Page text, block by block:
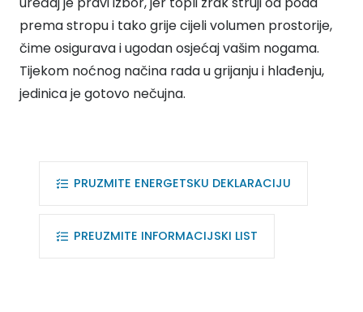
prema stropu i tako grije cijeli volumen prostorije,
čime osigurava i ugodan osjećaj vašim nogama.
Tijekom noćnog načina rada u grijanju i hlađenju,
jedinica je gotovo nečujna.
PRUZMITE ENERGETSKU DEKLARACIJU
PREUZMITE INFORMACIJSKI LIST